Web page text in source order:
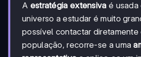
A estratégia extensiva é usada
universo a estudar é muito
possível contactar diretamente
população, recorre-se a uma